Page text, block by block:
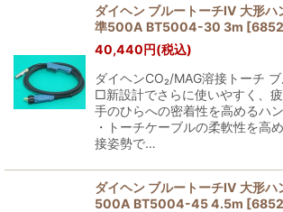
ダイヘン ブルートーチIV 大形ハ
準500A BT5004-30 3m [
40,440円(税込)
ダイヘンCO₂/MAG溶接トーチ
□新設計でさらに使いやすく、疲
手のひらへの密着性を高めるハ
・トーチケーブルの柔軟性を高
接姿勢で…
ダイヘン ブルートーチIV 大形ハ
500A BT5004-45 4.5m [